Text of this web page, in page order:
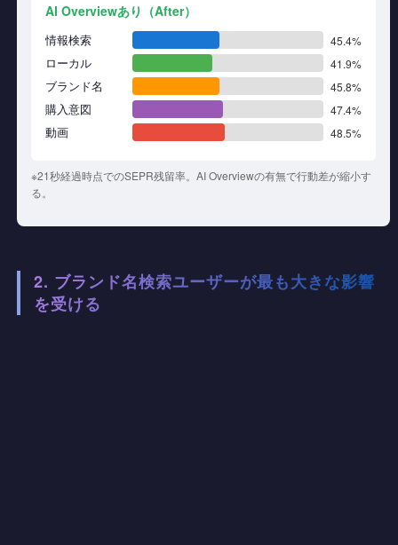
AI Overviewあり（After）
情報検索 45.4%
ローカル 41.9%
ブランド名 45.8%
購入意図 47.4%
動画 48.5%
※21秒経過時点でのSEPR残留率。AI Overviewの有無で行動差が縮小す
る。
2. ブランド名検索ユーザーが最も大きな影響
を受ける